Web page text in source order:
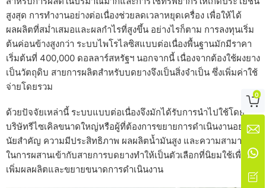
สูงสุด การทำงานอย่างต่อเนื่องช่วยลดเวลาหยุดเครื่อง เพื่อให้ได้
ผลผลิตที่สม่ำเสมอและผลกำไรที่สูงขึ้น อย่างไรก็ตาม การลงทุนเริ่ม
ต้นค่อนข้างสูงกว่า ระบบไพโรไลซิสแบบต่อเนื่องพื้นฐานมักมีราคา
เริ่มต้นที่ 400,000 ดอลลาร์สหรัฐฯ นอกจากนี้ เนื่องจากต้องใช้ผงยาง
เป็นวัตถุดิบ สายการผลิตสำหรับบดยางจึงเป็นสิ่งจำเป็น ซึ่งเพิ่มค่าใช้
จ่ายโดยรวม
ด้วยปัจจัยเหล่านี้ ระบบแบบต่อเนื่องจึงมักได้รับการนำไปใช้โดย
บริษัทรีไซเคิลขนาดใหญ่หรือผู้ที่ต้องการขยายการดำเนินงานอย่างมี
นัยสำคัญ ความมีประสิทธิภาพ ผลผลิตน้ำมันสูง และความสามารถ
ในการผสานเข้ากับสายการบดยางทำให้เป็นตัวเลือกที่นิยมใช้เพื่อ
เพิ่มผลผลิตและขยายขนาดการดำเนินงาน

0


